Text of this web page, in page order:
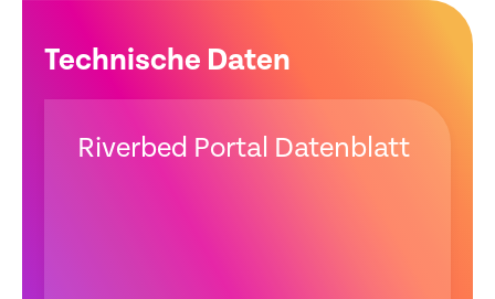
Technische Daten
Riverbed Portal Datenblatt